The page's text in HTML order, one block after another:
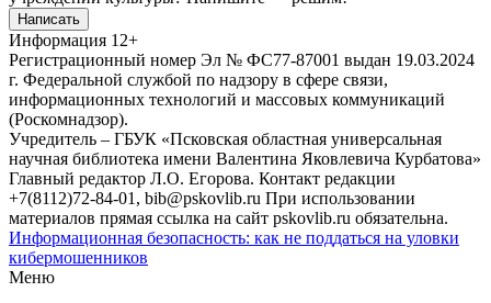
Написать
Информация 12+
Регистрационный номер Эл № ФС77-87001 выдан 19.03.2024
г. Федеральной службой по надзору в сфере связи,
информационных технологий и массовых коммуникаций
(Роскомнадзор).
Учредитель – ГБУК «Псковская областная универсальная
научная библиотека имени Валентина Яковлевича Курбатова»
Главный редактор Л.О. Егорова. Контакт редакции
+7(8112)72-84-01, bib@pskovlib.ru При использовании
материалов прямая ссылка на сайт pskovlib.ru обязательна.
Информационная безопасность: как не поддаться на уловки
кибермошенников
Меню